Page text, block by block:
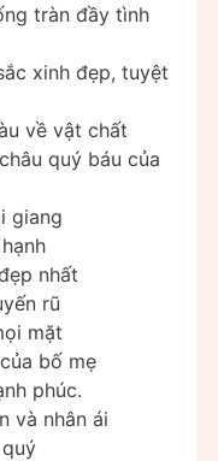
tràn đầy tình
xinh đẹp, tuyệt
về vật chất
quý báu của
giang
nhất
rũ
mặt
bố mẹ
phúc.
và nhân ái